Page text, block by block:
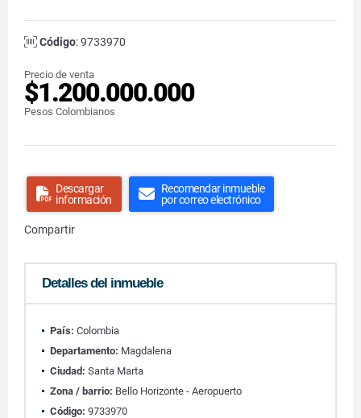
Código: 9733970
Precio de venta
$1.200.000.000
Pesos Colombianos
Descargar
información
Recomendar inmueble
por correo electrónico
Compartir
Detalles del inmueble
País: Colombia
Departamento: Magdalena
Ciudad: Santa Marta
Zona / barrio: Bello Horizonte - Aeropuerto
Código: 9733970